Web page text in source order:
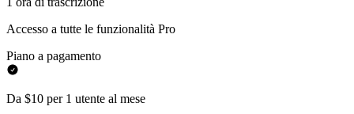
Accesso a tutte le funzionalità Pro
Piano a pagamento
Da $10 per 1 utente al mese